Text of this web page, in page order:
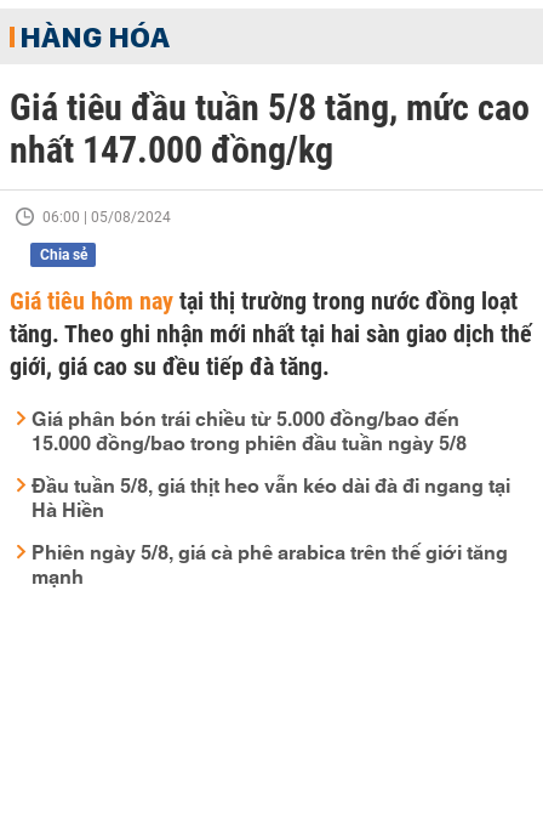
HÀNG HÓA
Giá tiêu đầu tuần 5/8 tăng, mức cao
nhất 147.000 đồng/kg
06:00 | 05/08/2024
Chia sẻ
Giá tiêu hôm nay tại thị trường trong nước đồng loạt
tăng. Theo ghi nhận mới nhất tại hai sàn giao dịch thế
giới, giá cao su đều tiếp đà tăng.
Giá phân bón trái chiều từ 5.000 đồng/bao đến
15.000 đồng/bao trong phiên đầu tuần ngày 5/8
Đầu tuần 5/8, giá thịt heo vẫn kéo dài đà đi ngang tại
Hà Hiền
Phiên ngày 5/8, giá cà phê arabica trên thế giới tăng
mạnh